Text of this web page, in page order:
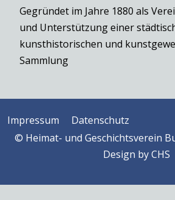
Gegründet im Jahre 1880 als
und Unterstützung einer
kunsthistorischen und
Sammlung
Impressum
Datenschutz
© Heimat- und Geschichtsverein
Design byCHS